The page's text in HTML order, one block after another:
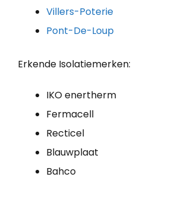
Villers-Poterie
Pont-De-Loup
Erkende Isolatiemerken:
IKO enertherm
Fermacell
Recticel
Blauwplaat
Bahco